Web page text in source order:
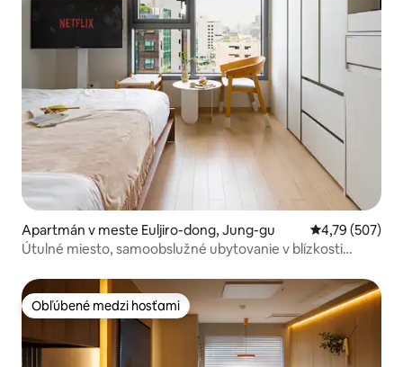
Apartmán v meste Euljiro-dong, Jung-gu Priemerné
4,79 (507)
Útulné miesto, samoobslužné ubytovanie v blízkosti
Obľúbené medzi hosťami
Obľúbené medzi hosťami